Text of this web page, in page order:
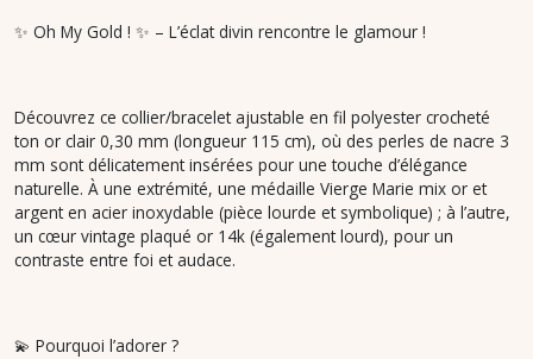
✨ Oh My Gold ! ✨ – L’éclat divin rencontre le glamour !
Découvrez ce collier/bracelet ajustable en fil polyester crocheté
ton or clair 0,30 mm (longueur 115 cm), où des perles de nacre 3
mm sont délicatement insérées pour une touche d’élégance
naturelle. À une extrémité, une médaille Vierge Marie mix or et
argent en acier inoxydable (pièce lourde et symbolique) ; à l’autre,
un cœur vintage plaqué or 14k (également lourd), pour un
contraste entre foi et audace.
💫 Pourquoi l’adorer ?